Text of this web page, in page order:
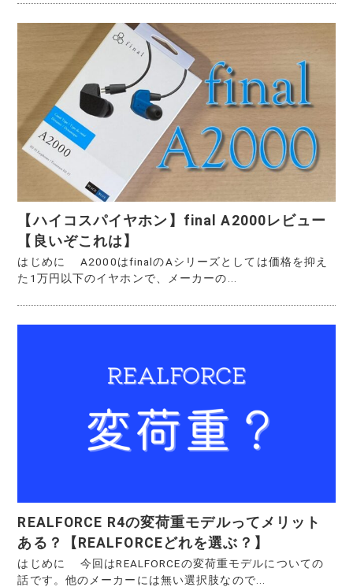
【ハイコスパイヤホン】final A2000レビュー
【良いぞこれは】
はじめに A2000はfinalのAシリーズとしては価格を抑え
た1万円以下のイヤホンで、メーカーの...
REALFORCE R4の変荷重モデルってメリット
ある？【REALFORCEどれを選ぶ？】
はじめに 今回はREALFORCEの変荷重モデルについての
話です。他のメーカーには無い選択肢なので...